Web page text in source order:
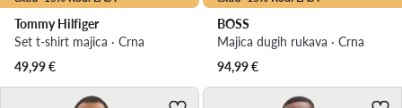
Tommy Hilfiger
Set t-shirt majica · Crna
49,99€
BOSS
Majica dugih rukava · Crna
94,99€